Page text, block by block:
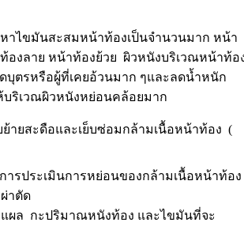
าไขมันสะสมหน้าท้องเป็นจำนวนมาก หน้า
งลาย หน้าท้องย้วย ผิวหนังบริเวณหน้าท้อ
บุตรหรือผู้ที่เคยอ้วนมาก ๆและลดน้ำหนัก
บริเวณผิวหนังหย่อนคล้อยมาก
ายสะดือและเย็บซ่อมกล้ามเนื้อหน้าท้อง (
ารประเมินการหย่อนของกล้ามเนื้อหน้าท้อง
าตัด
ผล กะปริมาณหนังท้อง และไขมันที่จะ